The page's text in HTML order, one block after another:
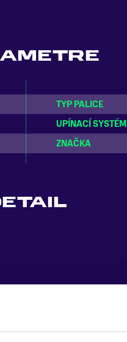
TYP PALICE
UPÍNACÍ SYSTÉM
ZNAČKA